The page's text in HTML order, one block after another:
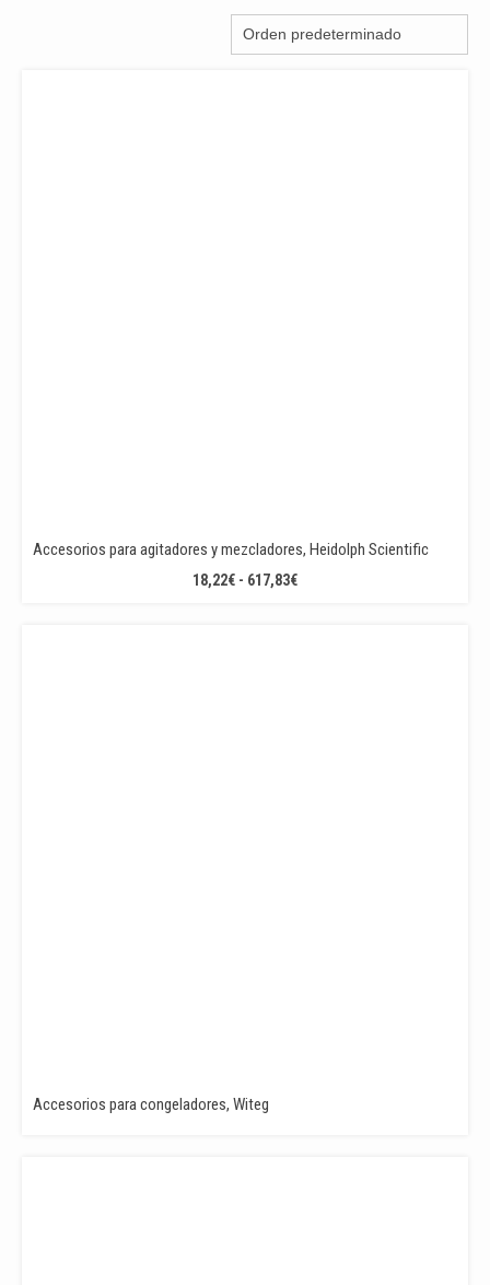
Accesorios para agitadores y mezcladores, Heidolph Scientific
18,22€ - 617,83€RANGO
Accesorios para congeladores, Witeg